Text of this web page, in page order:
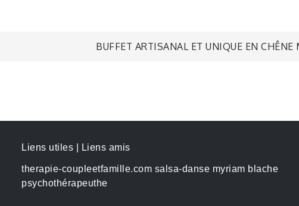
BUFFET ARTISANAL ET UNIQUE EN CHÊNE
Liens utiles | Liens amis
therapie-coupleetfamille.com salsa-danse myriam blache
psychothérapeuthe